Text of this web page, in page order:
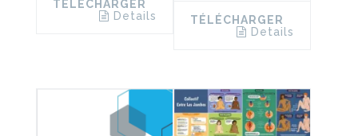
TÉLÉCHARGER
Details
TÉLÉCHARGER
Details